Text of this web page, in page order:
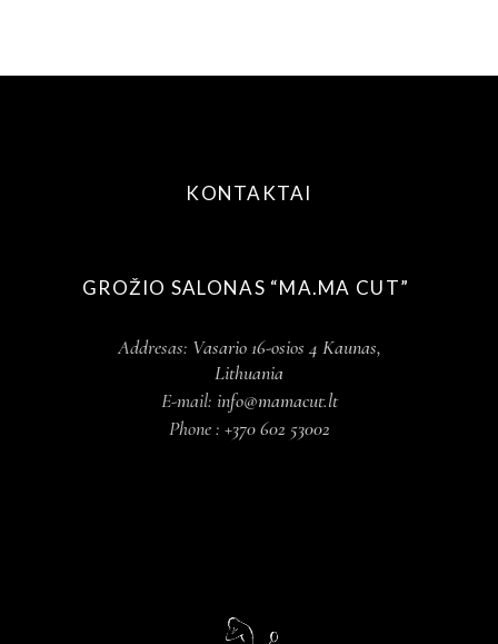
KONTAKTAI
GROŽIO SALONAS “MA.MA CUT”
Addresas: Vasario 16-osios 4 Kaunas,
Lithuania
E-mail: info@mamacut.lt
Phone : +370 602 53002